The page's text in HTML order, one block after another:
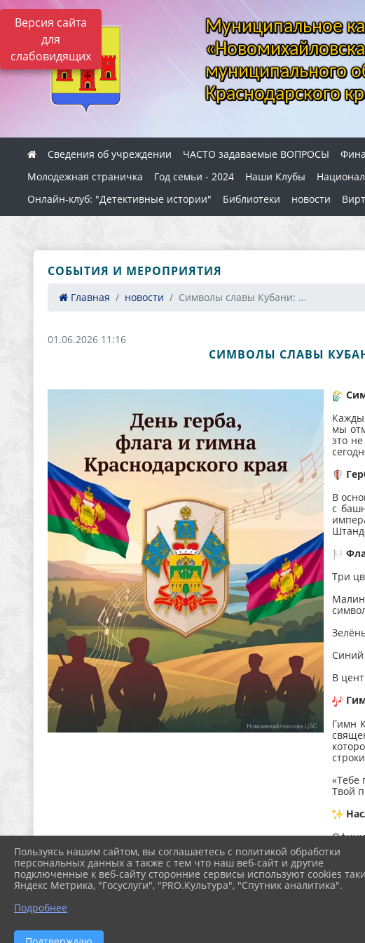
Версия сайта
для
слабовидящих
Муниципальное
муниципального
Краснодарского
Сведения об учреждении ЧАСТО задаваемые ВОПРОСЫ
Молодежная страничка
Год семьи - 2024 Наши Клубы
Онлайн-клуб: "Детективные истории"
Библиотеки новости
СОБЫТИЯ И МЕРОПРИЯТИЯ
Главная новости Символы славы Кубани: ...
01.06.2026 11:16
СИМВОЛЫ СЛАВЫ
мы
это
В
с
Три
Синий
В
Гимн
«Тебе
Твой
С
Пусть
Пользуясь нашим сайтом, вы соглашаетесь с политикой обработки
персональных данных а также с тем что наш веб-сайт и другие
подключенные к веб-сайту сторонние сервисы используют cookies
Яндекс Метрика, "Госуслуги", "PRO.Культура", "Спутник аналитика".
Подробнее